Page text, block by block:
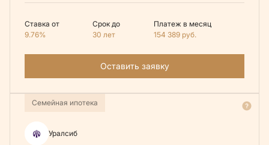
Ставка от
9.76%
Срок до
30 лет
Платеж в месяц
154 389 руб.
Оставить заявку
Семейная ипотека
Уралсиб